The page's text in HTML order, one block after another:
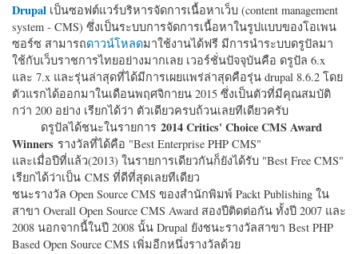
Drupal เป็นซอฟต์แวร์บริหารจัดการเนื้อหาเว็บ (content management
system - CMS) ซึ่งเป็นระบบการจัดการเนื้อหาในรูปแบบของโอเพน
ซอร์ซ สามารถดาวน์โหลดมาใช้งานได้ฟรี มีการนำระบบดรูปัลมา
ใช้กับเว็บราชการไทยอย่างมากเลย เวอร์ชั่นปัจจุบันคือ ดรูปัล 6.x
และ 7.x และรุ่นล่าสุดที่ได้มีการเผยแพร่ล่าสุดคือรุ่น drupal 8.6.2 โดย
ตัวแรกได้ออกมาในเดือนพฤศจิกายน 2015 ซึ่งเป็นตัวที่มีคุณสมบัติ
กว่า 200 อย่าง เรียกได้ว่า ตัวเดียวครบถ้วนเลยทีเดียวครับ
ดรูปัลได้ชนะในรายการ 2014 Critics' Choice CMS Award
Winners รางวัลที่ได้คือ "Best Enterprise PHP CMS"
และเมื่อปีที่แล้ว(2013) ในรายการเดียวกันก็ยังได้รับ "Best Free CMS"
เรียกได้ว่าเป็น CMS ที่ดีที่สุดเลยทีเดียว
ชนะรางวัล Open Source CMS ของสำนักพิมพ์ Packt Publishing ใน
สาขา Overall Open Source CMS Award สองปีติดต่อกัน ทั้งปี 2007 และ
2008 นอกจากนี้ในปี 2008 นั้น Drupal ยังชนะรางวัลสาขา Best PHP
Based Open Source CMS เพิ่มอีกหนึ่งรางวัลด้วย